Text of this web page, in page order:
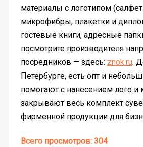
материалы с логотипом
микрофибры, плакетки и
гостевые книги, адресные
посмотрите производителя
посредников — здесь: znok.ru.
Петербурге, есть опт и
помогают с нанесением лого и
закрывают весь комплект
фирменной продукции для
Всего просмотров: 304